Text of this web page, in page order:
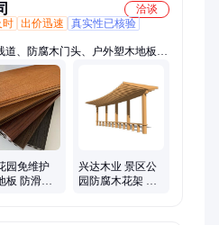
洽谈
时 出价迅速
真实性已核验
、防腐木门头、户外塑木地板施
、防腐木设计、防腐木木桥、防腐
秋千、防腐木别墅、户外防腐木、
花箱、防腐木古建、古建凉亭、塑
箱、竹木地板
园免维护
板 防滑防
兴达木业 景区公
园防腐木花架 樟